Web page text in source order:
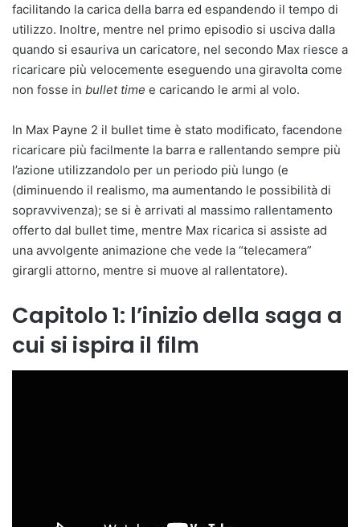
facilitando la carica della barra ed espandendo il tempo di
utilizzo. Inoltre, mentre nel primo episodio si usciva dalla
quando si esauriva un caricatore, nel secondo Max riesce a
ricaricare più velocemente eseguendo una giravolta come
non fosse in bullet time e caricando le armi al volo.
In Max Payne 2 il bullet time è stato modificato, facendone
ricaricare più facilmente la barra e rallentando sempre più
l’azione utilizzandolo per un periodo più lungo (e
(diminuendo il realismo, ma aumentando le possibilità di
sopravvivenza); se si è arrivati al massimo rallentamento
offerto dal bullet time, mentre Max ricarica si assiste ad
una avvolgente animazione che vede la “telecamera”
girargli attorno, mentre si muove al rallentatore).
Capitolo 1: l’inizio della saga a
cui si ispira il film